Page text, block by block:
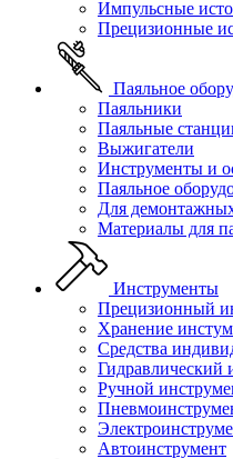
Импульсные
Прецизионные
Паяльное
Паяльники
Паяльные
Выжигатели
Инструменты и
Паяльное
Для
Материалы для
Инструменты
Прецизионный
Хранение
Средства
Гидравлический
Ручной
Автоинструмент